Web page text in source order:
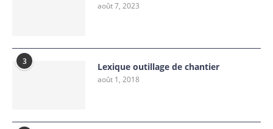
août 7, 2023
3 Lexique outillage de chantier
août 1, 2018